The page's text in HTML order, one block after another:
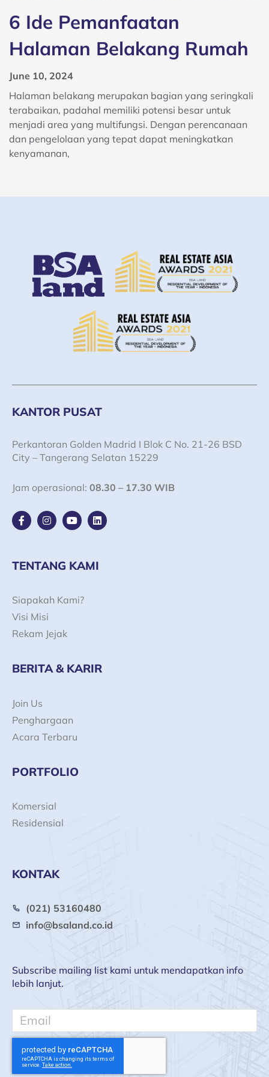
6 Ide Pemanfaatan
Halaman Belakang Rumah
June 10, 2024
Halaman belakang merupakan bagian yang seringkali
terabaikan, padahal memiliki potensi besar untuk
menjadi area yang multifungsi. Dengan perencanaan
dan pengelolaan yang tepat dapat meningkatkan
kenyamanan,
KANTOR PUSAT
Perkantoran Golden Madrid I Blok C No. 21-26 BSD
City – Tangerang Selatan 15229
Jam operasional: 08.30 – 17.30 WIB
F
a
o
o
f
I
n
g
r
Y
o
b
e
L
i
d
i
TENTANG KAMI
Siapakah Kami?
Visi Misi
Rekam Jejak
BERITA & KARIR
Join Us
Penghargaan
Acara Terbaru
PORTFOLIO
Komersial
Residensial
KONTAK
(021) 53160480
info@bsaland.co.id
Subscribe mailing list kami untuk mendapatkan info
lebih lanjut.
Email